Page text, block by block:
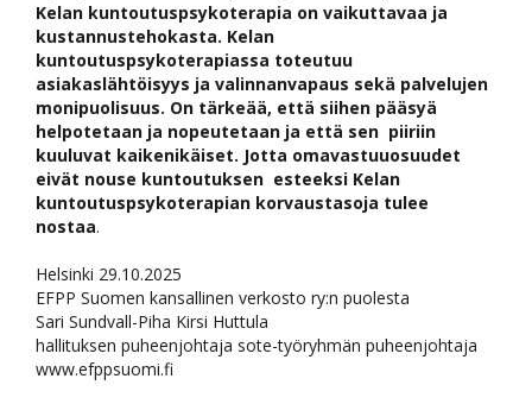
Kelan kuntoutuspsykoterapia on vaikuttavaa ja
kustannustehokasta. Kelan
kuntoutuspsykoterapiassa toteutuu
asiakaslähtöisyys ja valinnanvapaus sekä palvelujen
monipuolisuus. On tärkeää, että siihen pääsyä
helpotetaan ja nopeutetaan ja että sen piiriin
kuuluvat kaikenikäiset. Jotta omavastuuosuudet
eivät nouse kuntoutuksen esteeksi Kelan
kuntoutuspsykoterapian korvaustasoja tulee
nostaa.
Helsinki 29.10.2025
EFPP Suomen kansallinen verkosto ry:n puolesta
Sari Sundvall-Piha Kirsi Huttula
hallituksen puheenjohtaja sote-työryhmän puheenjohtaja
www.efppsuomi.fi